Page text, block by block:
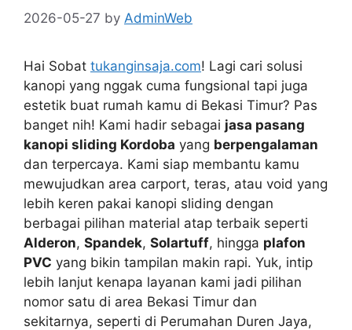
2026-05-27 by AdminWeb
Hai Sobat tukanginsaja.com! Lagi cari solusi
kanopi yang nggak cuma fungsional tapi juga
estetik buat rumah kamu di Bekasi Timur? Pas
banget nih! Kami hadir sebagai jasa pasang
kanopi sliding Kordoba yang berpengalaman
dan terpercaya. Kami siap membantu kamu
mewujudkan area carport, teras, atau void yang
lebih keren pakai kanopi sliding dengan
berbagai pilihan material atap terbaik seperti
Alderon, Spandek, Solartuff, hingga plafon
PVC yang bikin tampilan makin rapi. Yuk, intip
lebih lanjut kenapa layanan kami jadi pilihan
nomor satu di area Bekasi Timur dan
sekitarnya, seperti di Perumahan Duren Jaya,